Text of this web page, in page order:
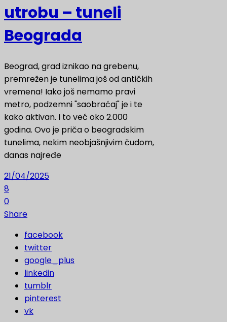
utrobu – tuneli
Beograda
Beograd, grad iznikao na grebenu,
premrežen je tunelima još od antičkih
vremena! Iako još nemamo pravi
metro, podzemni "saobraćaj" je i te
kako aktivan. I to već oko 2.000
godina. Ovo je priča o beogradskim
tunelima, nekim neobjašnjivim čudom,
danas najređe
21/04/2025
8
0
Share
facebook
twitter
google_plus
linkedin
tumblr
pinterest
vk